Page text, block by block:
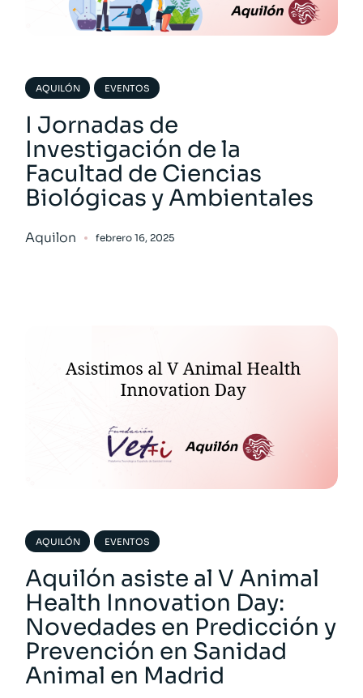
AQUILÓN EVENTOS
I Jornadas de
Investigación de la
Facultad de Ciencias
Biológicas y Ambientales
Aquilon febrero 16, 2025
AQUILÓN EVENTOS
Aquilón asiste al V Animal
Health Innovation Day:
Novedades en Predicción y
Prevención en Sanidad
Animal en Madrid